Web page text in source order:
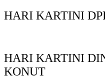
HARI KARTINI
HARI KARTINI
KONUT